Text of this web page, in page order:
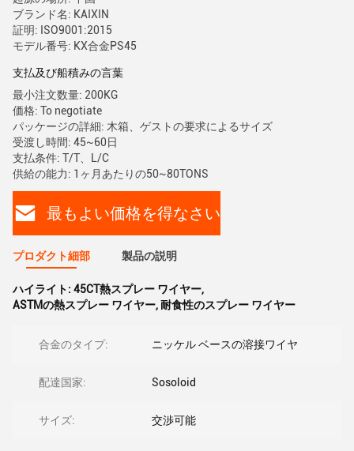
ブランド名: KAIXIN
証明: ISO9001:2015
モデル番号: KX合金PS45
支払及び船積みの言葉
最小注文数量: 200KG
価格: To negotiate
パッケージの詳細: 木箱、ゲストの要求によるサイズ
受渡し時間: 45~60日
支払条件: T/T、L/C
供給の能力: 1ヶ月あたりの50~80TONS
最もよい価格を得なさい
プロダクト細部 製品の説明
ハイライト: 45CT熱スプレー ワイヤー,
ASTMの熱スプレー ワイヤー,耐食性のスプレー ワイヤー
合金のタイプ: ニッケル ベースの溶接ワイヤ
配達国家: Sosoloid
サイズ: 交渉可能